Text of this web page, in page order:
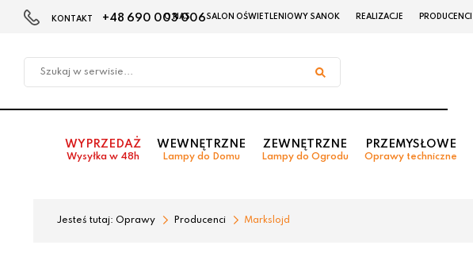
w
KONTAKT +48 690 003 006
O NAS SALON OŚWIETLENIOWY SANOK REALIZACJE PRODUCENCI
WYPRZEDAŻ
Wysyłka w 48h
WEWNĘTRZNE
Lampy do Domu
ZEWNĘTRZNE
Lampy do Ogrodu
PRZEMYSŁOWE
Oprawy techniczne
Jesteś tutaj: Oprawy Producenci Markslojd